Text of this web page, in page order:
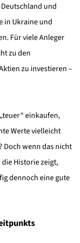
und
in Ukraine und
Für viele Anleger
zu den
zu investieren –
einkaufen,
Werte vielleicht
Doch wenn das nicht
Historie zeigt,
dennoch eine gute